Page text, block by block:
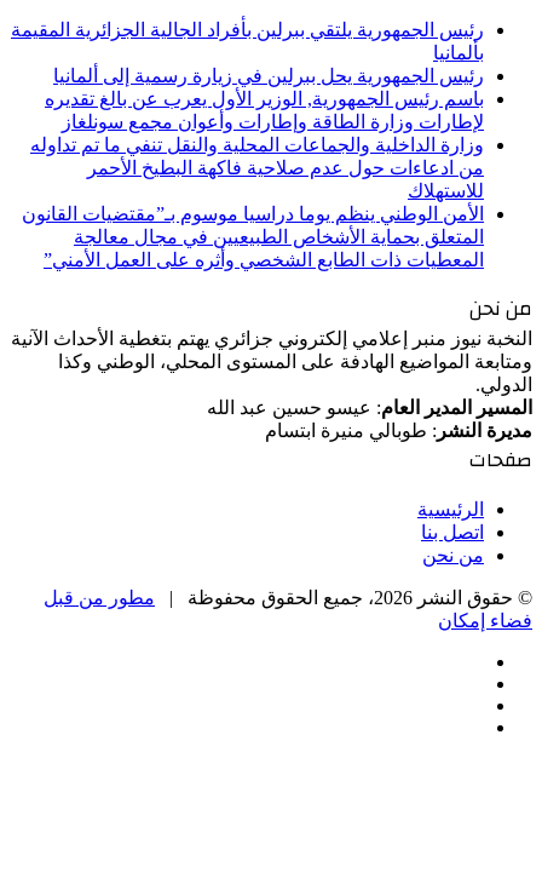
رئيس الجمهورية يلتقي ببرلين بأفراد الجالية الجزائرية المقيمة
بألمانيا
رئيس الجمهورية يحل ببرلين في زيارة رسمية إلى ألمانيا
باسم رئيس الجمهورية, الوزير الأول يعرب عن بالغ تقديره
لإطارات وزارة الطاقة وإطارات وأعوان مجمع سونلغاز
وزارة الداخلية والجماعات المحلية والنقل تنفي ما تم تداوله
من ادعاءات حول عدم صلاحية فاكهة البطيخ الأحمر
للاستهلاك
الأمن الوطني ينظم يوما دراسيا موسوم بـ”مقتضيات القانون
المتعلق بحماية الأشخاص الطبيعيين في مجال معالجة
المعطيات ذات الطابع الشخصي وأثره على العمل الأمني”
من نحن
النخبة نيوز منبر إعلامي إلكتروني جزائري يهتم بتغطية الأحداث الآنية
ومتابعة المواضيع الهادفة على المستوى المحلي، الوطني وكذا
الدولي.
المسير المدير العام: عيسو حسين عبد الله
مديرة النشر : طوبالي منيرة ابتسام
صفحات
الرئيسية
اتصل بنا
من نحن
© حقوق النشر 2026، جميع الحقوق محفوظة |
مطور من قبل
فضاء إمكان